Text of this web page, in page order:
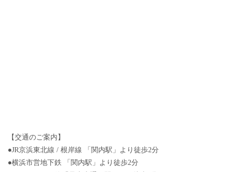
【交通のご案内】
●JR京浜東北線 / 根岸線 「関内駅」より徒歩2分
●横浜市営地下鉄 「関内駅」より徒歩2分